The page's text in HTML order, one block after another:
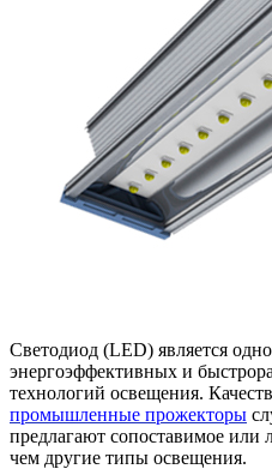
Светодиод (LED) является
энергоэффективных и
технологий освещения.
промышленные прожекторы
предлагают сопоставимое или
чем другие типы освещения.